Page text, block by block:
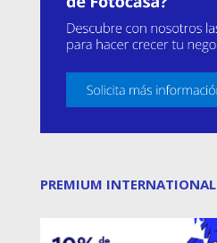
PREMIUM INTERNATIONAL